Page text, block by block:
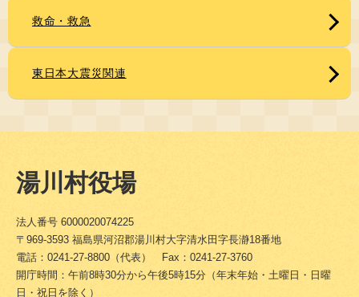
救命・救急
東日本大震災関連
湯川村役場
法人番号 6000020074225
〒969-3593 福島県河沼郡湯川村大字清水田字長瀞18番地
電話：0241-27-8800（代表） Fax：0241-27-3760
開庁時間：午前8時30分から午後5時15分（年末年始・土曜日・日曜
日・祝日を除く）